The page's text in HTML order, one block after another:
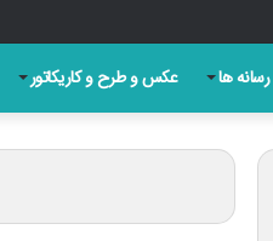
رسانه ها عکس و طرح و کاریکاتور